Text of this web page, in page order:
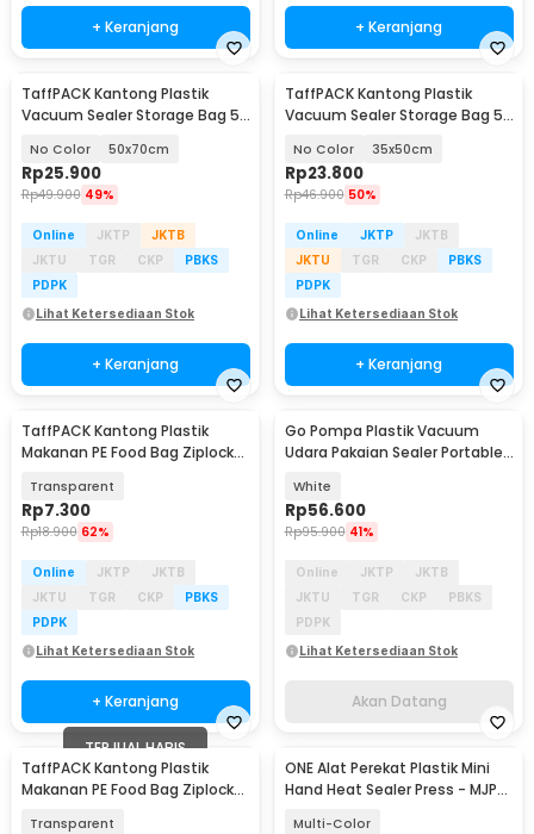
+ Keranjang + Keranjang
TaffPACK Kantong Plastik
Vacuum Sealer Storage Bag 5
No Color 50x70cm
Rp25.900
Rp49.900 49%
Online JKTP
JKTB
JKTU
TGR CKP
PBKS
PDPK
Lihat Ketersediaan Stok
+ Keranjang
TaffPACK Kantong Plastik
Vacuum Sealer Storage Bag 5
No Color 35x50cm
Rp23.800
Rp46.900 50%
Online JKTP
JKTB
JKTU
TGR CKP
PBKS
PDPK
Lihat Ketersediaan Stok
+ Keranjang
TaffPACK Kantong Plastik
Makanan PE Food Bag Ziplock
Transparent
Rp7.300
Rp18.900 62%
Online JKTP
JKTB
JKTU
TGR CKP
PBKS
PDPK
Lihat Ketersediaan Stok
+ Keranjang
Akan Datang
Go Pompa Plastik Vacuum
Udara Pakaian Sealer Portable
White
Rp56.600
Rp95.900 41%
Online JKTP
JKTB
JKTU
TGR CKP
PBKS
PDPK
Lihat Ketersediaan Stok
Akan Datang
TERJUAL HABIS
TaffPACK Kantong Plastik
Makanan PE Food Bag Ziplock
Transparent
ONE Alat Perekat Plastik Mini
Hand Heat Sealer Press - MJP-
Multi-Color